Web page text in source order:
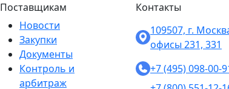
Поставщикам
Новости
Закупки
Документы
Контроль и
арбитраж
Контакты
109507, г.
офисы 231, 331
+7 (495) 098-00-